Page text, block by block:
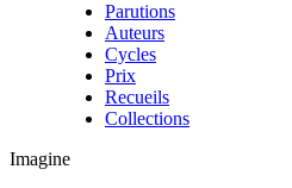
Parutions
Auteurs
Cycles
Prix
Recueils
Collections
Imagine